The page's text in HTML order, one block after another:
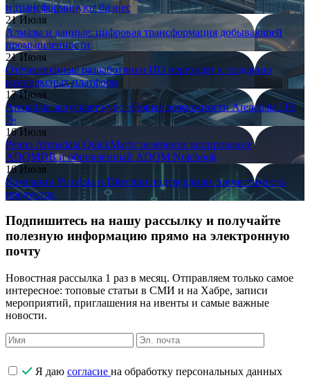
и трансформируют бизнес
21 Июля
Алмазы и данные: цифровая трансформация добывающей
промышленности
21 Июля
Отечественные разработчики ПО переходят к созданию
комплексных платформ
17 Июля
Arenadata запускает курс «Новые возможности Arenadata DB
7»
16 Июля
Релиз Arenadata QuickMarts: резервное копирование
ADQMDB и обновлённый ADQM Notebook
16 Июля
Компании Picodata и Directum подтвердили совместимость
продуктов
Подпишитесь на нашу рассылку и получайте
полезную информацию прямо на электронную
почту
Новостная рассылка 1 раз в месяц. Отправляем только самое
интересное: топовые статьи в СМИ и на Хабре, записи
мероприятий, приглашения на ивенты и самые важные
новости.
Я даю согласие на обработку персональных данных